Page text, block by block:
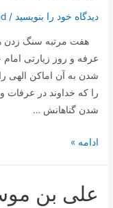
دیدگاه‌ خود را بنویسید /
هفت مرتبه سنگ زدن
عرفه و روز زیارتی
شدن به آن اماکن الهی
را که خداوند در عرفات
شدن گناهانش …
روز
ادامه »
علی بن